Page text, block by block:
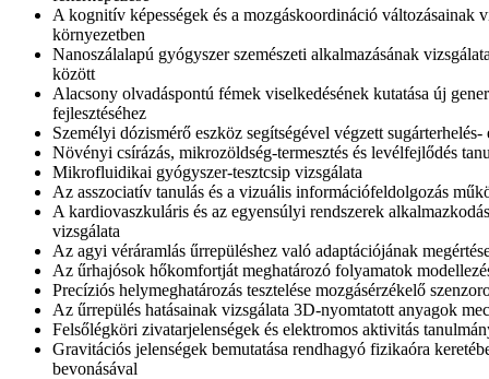
A kognitív képességek és a mozgáskoordináció változásainak
környezetben
Nanoszálalapú gyógyszer szemészeti alkalmazásának
között
Alacsony olvadáspontú fémek viselkedésének kutatása új
fejlesztéséhez
Személyi dózismérő eszköz segítségével végzett
Növényi csírázás, mikrozöldség-termesztés és levélfejlődés
Mikrofluidikai gyógyszer-tesztcsip vizsgálata
Az asszociatív tanulás és a vizuális információfeldolgozás
A kardiovaszkuláris és az egyensúlyi rendszerek
vizsgálata
Az agyi véráramlás űrrepüléshez való adaptációjának
Az űrhajósok hőkomfortját meghatározó folyamatok
Precíziós helymeghatározás tesztelése mozgásérzékelő
Az űrrepülés hatásainak vizsgálata 3D-nyomtatott anyagok
Felsőlégköri zivatarjelenségek és elektromos aktivitás
Gravitációs jelenségek bemutatása rendhagyó fizikaóra
bevonásával